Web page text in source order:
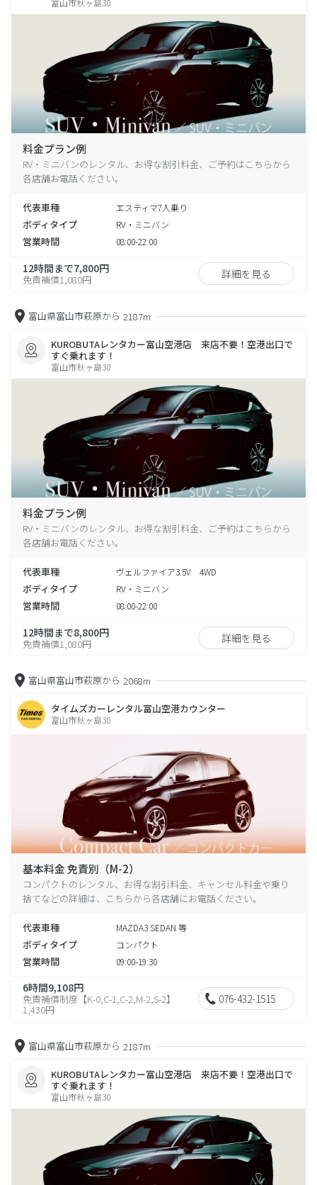
富山市秋ヶ島30
料金プラン例
RV・ミニバンのレンタル、お得な割引料金、ご予約はこちらから
各店舗お電話ください。
代表車種 エスティマ7人乗り
ボディタイプ RV・ミニバン
営業時間 08:00-22:00
12時間まで7,800円
免責補償1,080円 詳細を見る
富山県富山市萩原から 2187m
KUROBUTAレンタカー富山空港店 来店不要！空港出口で
すぐ乗れます！
富山市秋ヶ島30
料金プラン例
RV・ミニバンのレンタル、お得な割引料金、ご予約はこちらから
各店舗お電話ください。
代表車種 ヴェルファイア3.5V 4WD
ボディタイプ RV・ミニバン
営業時間 08:00-22:00
12時間まで8,800円
免責補償1,080円 詳細を見る
富山県富山市萩原から 2068m
タイムズカーレンタル富山空港カウンター
富山市秋ヶ島30
基本料金 免責別（M-2）
コンパクトのレンタル、お得な割引料金、キャンセル料金や乗り
捨てなどの詳細は、こちらから各店舗にお電話ください。
代表車種 MAZDA3 SEDAN 等
ボディタイプ コンパクト
営業時間 09:00-19:30
6時間9,108円
免責補償制度【K-0,C-1,C-2,M-2,S-2】
1,430円
076-432-1515
富山県富山市萩原から 2187m
KUROBUTAレンタカー富山空港店 来店不要！空港出口で
すぐ乗れます！
富山市秋ヶ島30